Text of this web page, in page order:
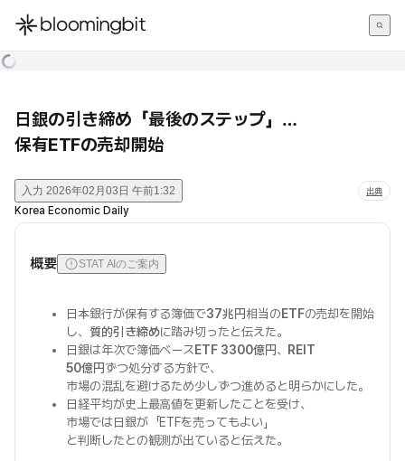
한국어
日銀の引き締め「最後のステップ」…
保有ETFの売却開始
入力 2026年02月03日 午前1:32 出典
Korea Economic Daily
概要 STAT AIのご案内
日本銀行が保有する簿価で37兆円相当のETFの売却を開始
し、 質的引き締めに踏み切ったと伝えた。
日銀は年次で簿価ベースETF 3300億円、 REIT
50億円ずつ処分する方針で、
市場の混乱を避けるため少しずつ進めると明らかにした。
日経平均が史上最高値を更新したことを受け、
市場では日銀が「ETFを売ってもよい」
と判断したとの観測が出ていると伝えた。